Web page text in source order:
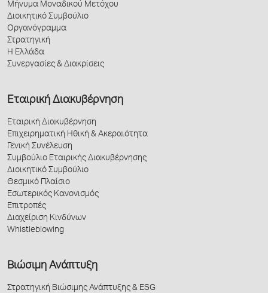
Μήνυμα Μοναδικού Μετόχου
Διοικητικό Συμβούλιο
Οργανόγραμμα
Στρατηγική
Η Ελλάδα
Συνεργασίες & Διακρίσεις
Εταιρική Διακυβέρνηση
Εταιρική Διακυβέρνηση
Επιχειρηματική Ηθική & Ακεραιότητα
Γενική Συνέλευση
Συμβούλιο Εταιρικής Διακυβέρνησης
Διοικητικό Συμβούλιο
Θεσμικό Πλαίσιο
Εσωτερικός Κανονισμός
Επιτροπές
Διαχείριση Κινδύνων
Whistleblowing
Βιώσιμη Ανάπτυξη
Στρατηγική Βιώσιμης Ανάπτυξης & ESG